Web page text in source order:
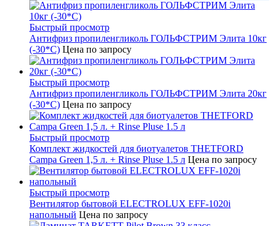
Быстрый просмотр
Антифриз пропиленгликоль ГОЛЬФСТРИМ Элита 10кг
(-30*С) Цена по запросу
Быстрый просмотр
Антифриз пропиленгликоль ГОЛЬФСТРИМ Элита 20кг
(-30*С) Цена по запросу
Быстрый просмотр
Комплект жидкостей для биотуалетов THETFORD
Campa Green 1,5 л. + Rinse Pluse 1.5 л Цена по запросу
Быстрый просмотр
Вентилятор бытовой ELECTROLUX EFF-1020i
напольный Цена по запросу